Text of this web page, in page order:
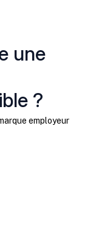
une
?
employeur